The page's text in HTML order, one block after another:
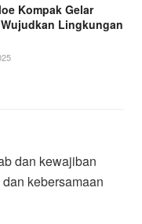
Kompak Gelar
Lingkungan
dan kewajiban
kebersamaan